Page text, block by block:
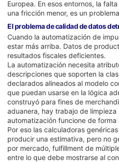
Europea. En esos entornos, la
una fricción menor, es un
El problema de calidad de datos
Cuando la automatización de
estar más arriba. Datos de
resultados fiscales deficientes.
La automatización necesita
descripciones que soporten la
declarados alineados al modelo
que puedan usarse en la lógica
construyó para fines de
aduanera, hay trabajo de
automatización funcione de forma
Por eso las calculadoras
producir una estimativa, pero no
por mercado, fulfillment de
entre lo que debe mostrarse al